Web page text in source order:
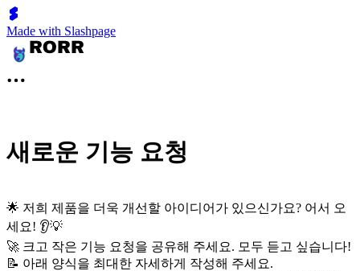
Made with Slashpage
새로운 기능 요청
🌟 저희 제품을 더욱 개선할 아이디어가 있으신가요? 어서 오
세요! 👂💡
🚀 크고 작은 기능 요청을 공유해 주세요. 모두 듣고 싶습니다!
📝 아래 양식을 최대한 자세하게 작성해 주세요.